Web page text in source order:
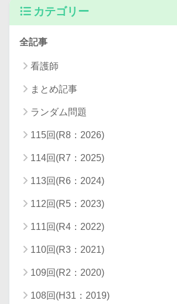
カテゴリー
全記事
看護師
まとめ記事
ランダム問題
115回(R8：2026)
114回(R7：2025)
113回(R6：2024)
112回(R5：2023)
111回(R4：2022)
110回(R3：2021)
109回(R2：2020)
108回(H31：2019)